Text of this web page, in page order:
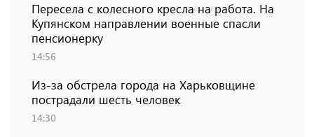
Пересела с колесного кресла на работа. На
Купянском направлении военные спасли
пенсионерку
14:56
Из-за обстрела города на Харьковщине
пострадали шесть человек
14:30